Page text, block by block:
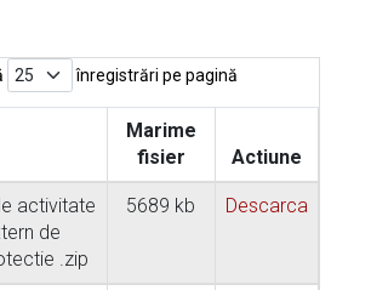
înregistrări pe pagină
Marime
fisier
Actiune
activitate
de
.zip
5689 kb Descarca